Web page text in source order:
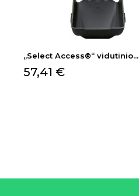
„Select Access®“ vidutinio...
Kaina
57,41 €